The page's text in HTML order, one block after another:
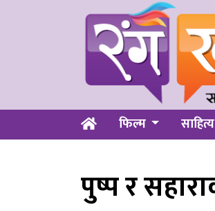
फिल्म साहित्य
पुष्प र